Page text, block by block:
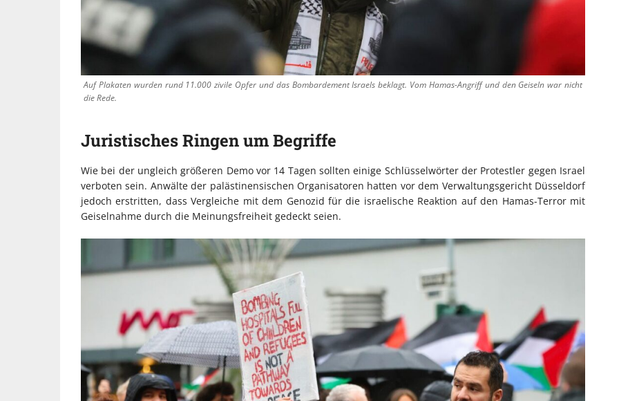
Auf Plakaten wurden rund 11.000 zivile Opfer und das Bombardement Israels beklagt. Vom Hamas-Angriff und den Geiseln war nicht
die Rede.
Juristisches Ringen um Begriffe
Wie bei der ungleich größeren Demo vor 14 Tagen sollten einige Schlüsselwörter der Protestler gegen Israel
verboten sein. Anwälte der palästinensischen Organisatoren hatten vor dem Verwaltungsgericht Düsseldorf
jedoch erstritten, dass Vergleiche mit dem Genozid für die israelische Reaktion auf den Hamas-Terror mit
Geiselnahme durch die Meinungsfreiheit gedeckt seien.